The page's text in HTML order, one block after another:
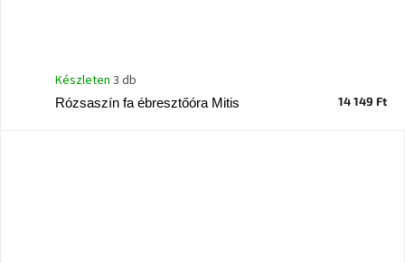
Rózsaszín fa ébresztőóra Mitis
Készleten3 db
14 149 Ft